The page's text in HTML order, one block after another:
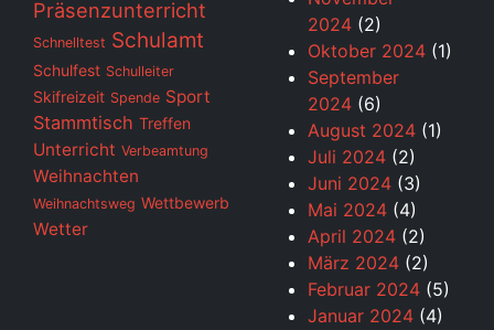
Präsenzunterricht
Schnelltest Schulamt
Schulfest Schulleiter
Skifreizeit Spende Sport
Stammtisch Treffen
Unterricht Verbeamtung
Weihnachten
Weihnachtsweg Wettbewerb
Wetter
2024 (2)
Oktober 2024 (1)
September
2024 (6)
August 2024 (1)
Juli 2024 (2)
Juni 2024 (3)
Mai 2024 (4)
April 2024 (2)
März 2024 (2)
Februar 2024 (5)
Januar 2024 (4)